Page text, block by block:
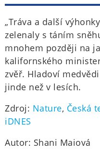
„Tráva a další
zelenaly s táním
mnohem později na
kalifornského
zvěř. Hladoví
jinde než v lesích.
Zdroj: Nature, Česká
iDNES
Autor: Shani Maiová